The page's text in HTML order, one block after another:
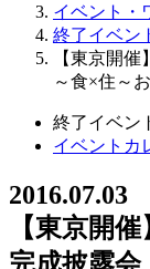
イベント・
終了イベン
【東京開
～食×住～
終了イベン
イベントカ
2016.07.03
【東京開
完成披露